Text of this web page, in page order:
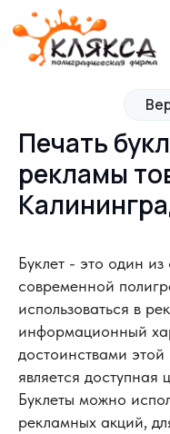
Печать
рекламы
Буклет - это один
современной
использоваться в
информационный
достоинствами
является доступная
Буклеты можно
рекламных акций,